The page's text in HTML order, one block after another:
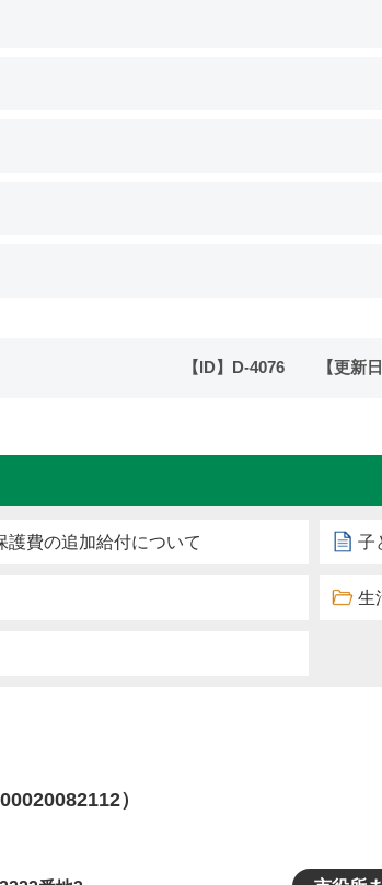
【ID】 D-4076 【更新日
護費の追加給付について 子
生
）